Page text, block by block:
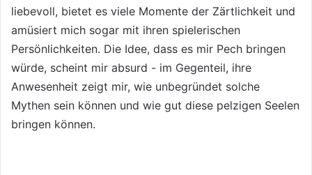
liebevoll, bietet es viele Momente der Zärtlichkeit und
amüsiert mich sogar mit ihren spielerischen
Persönlichkeiten. Die Idee, dass es mir Pech bringen
würde, scheint mir absurd - im Gegenteil, ihre
Anwesenheit zeigt mir, wie unbegründet solche
Mythen sein können und wie gut diese pelzigen Seelen
bringen können.